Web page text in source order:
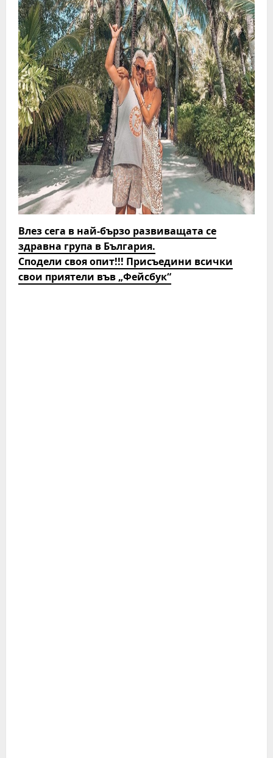
Влез сега в най-бързо развиващата се
здравна група в България.
Сподели своя опит!!! Присъедини всички
свои приятели във „Фейсбук“